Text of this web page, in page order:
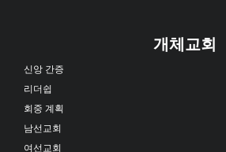
개체교회
신앙 간증
리더쉽
회중 계획
남선교회
여선교회